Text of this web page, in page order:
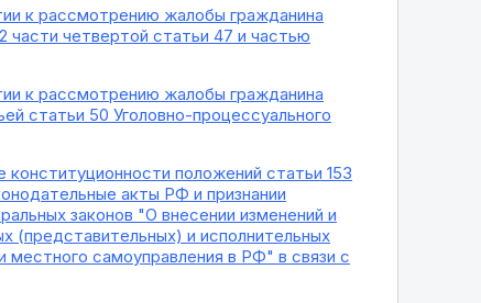
к рассмотрению жалобы гражданина
части четвертой статьи 47 и частью
к рассмотрению жалобы гражданина
статьи 50 Уголовно-процессуального
положений статьи 153
акты РФ и признании
законов "О внесении изменений и
(представительных) и исполнительных
местного самоуправления в РФ" в связи с